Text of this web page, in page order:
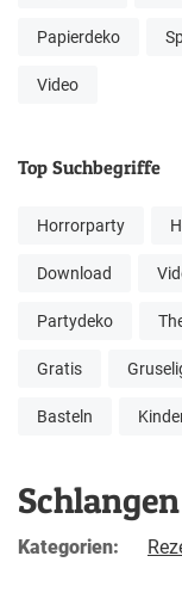
Papierdeko
Video
Top Suchbegriffe
Horrorparty
Download
Partydeko
Gratis
Basteln
Kategorien: